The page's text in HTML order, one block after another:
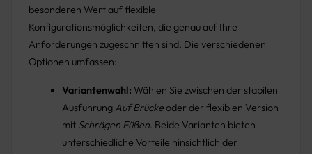
besonderen Wert auf flexible
Konfigurationsmöglichkeiten, die genau auf Ihre
Anforderungen zugeschnitten sind. Die verschiedenen
Optionen umfassen:
Variantenwahl: Wählen Sie zwischen der stabilen
Ausführung Auf Brückeoder der flexiblen Version
mit Schrägen Füßen. Beide Varianten bieten
unterschiedliche Vorteile hinsichtlich der